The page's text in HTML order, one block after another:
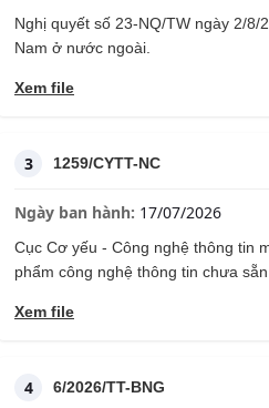
Nghị quyết số 23-NQ/TW ngày 2/
Nam ở nước ngoài.
Xem file
3 1259/CYTT-NC
Ngày ban hành: 17/07/2026
Cục Cơ yếu - Công nghệ thông tin
phẩm công nghệ thông tin chưa
Xem file
4 6/2026/TT-BNG